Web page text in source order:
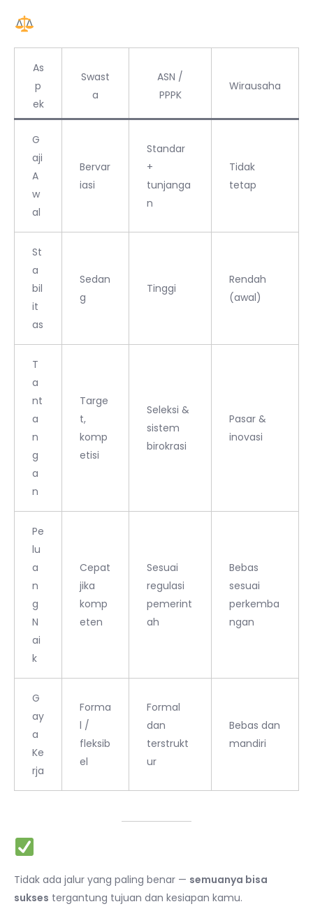
As
p
ek
Swast
a
ASN /
PPPK
Wirausaha
G
aji
A
w
al
Bervar
iasi
Standar
+
tunjanga
n
Tidak
tetap
St
a
bil
it
as
Sedan
g
Tinggi
Rendah
(awal)
T
a
nt
a
n
g
a
n
Targe
t,
komp
etisi
Seleksi &
sistem
birokrasi
Pasar &
inovasi
Pe
lu
a
n
g
N
ai
k
Cepat
jika
komp
eten
Sesuai
regulasi
pemerint
ah
Bebas
sesuai
perkemba
ngan
G
ay
a
Ke
rja
Forma
l /
fleksib
el
Formal
dan
terstrukt
ur
Bebas dan
mandiri
Tidak ada jalur yang paling benar — semuanya bisa
sukses tergantung tujuan dan kesiapan kamu.